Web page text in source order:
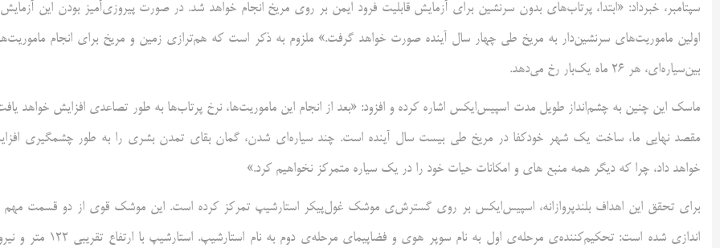
سپتامبر، خبرداد: «ابتدا، پرتاب‌های بدون سرنشین برای آزمایش قابلیت فرود ایمن بر روی مریخ انجام خواهد شد. در صورت پیروزی‌آمیز بودن این
اولین ماموریت‌های سرنشین‌دار به مریخ طی چهار سال آینده صورت خواهد گرفت.» ملزوم به ذکر است که هم‌ترازی زمین و مریخ برای انجام
بین‌سیاره‌ای، هر ۲۶ ماه یک‌بار رخ می‌دهد.
ماسک این چنین به چشم‌انداز طویل مدت اسپیس‌ایکس اشاره کرده و افزود: «بعد از انجام این ماموریت‌ها، نرخ پرتاب‌ها به طور تصاعدی افزایش خواهد
مقصد نهایی ما، ساخت یک شهر خودکفا در مریخ طی بیست سال آینده است. چند سیاره‌ای شدن، گمان بقای تمدن بشری را به طور چشمگیری
خواهد داد، چرا که دیگر همه منبع های و امکانات حیات خود را در یک سیاره متمرکز نخواهیم کرد.»
برای تحقق این اهداف بلندپروازانه، اسپیس‌ایکس بر روی گسترش‌ی موشک غول‌پیکر استارشیپ تمرکز کرده است. این موشک قوی از دو قسمت مهم
اندازی شده است: تحکیم‌کننده‌ی مرحله‌ی اول به نام سوپر هوی و فضاپیمای مرحله‌ی دوم به نام استارشیپ.